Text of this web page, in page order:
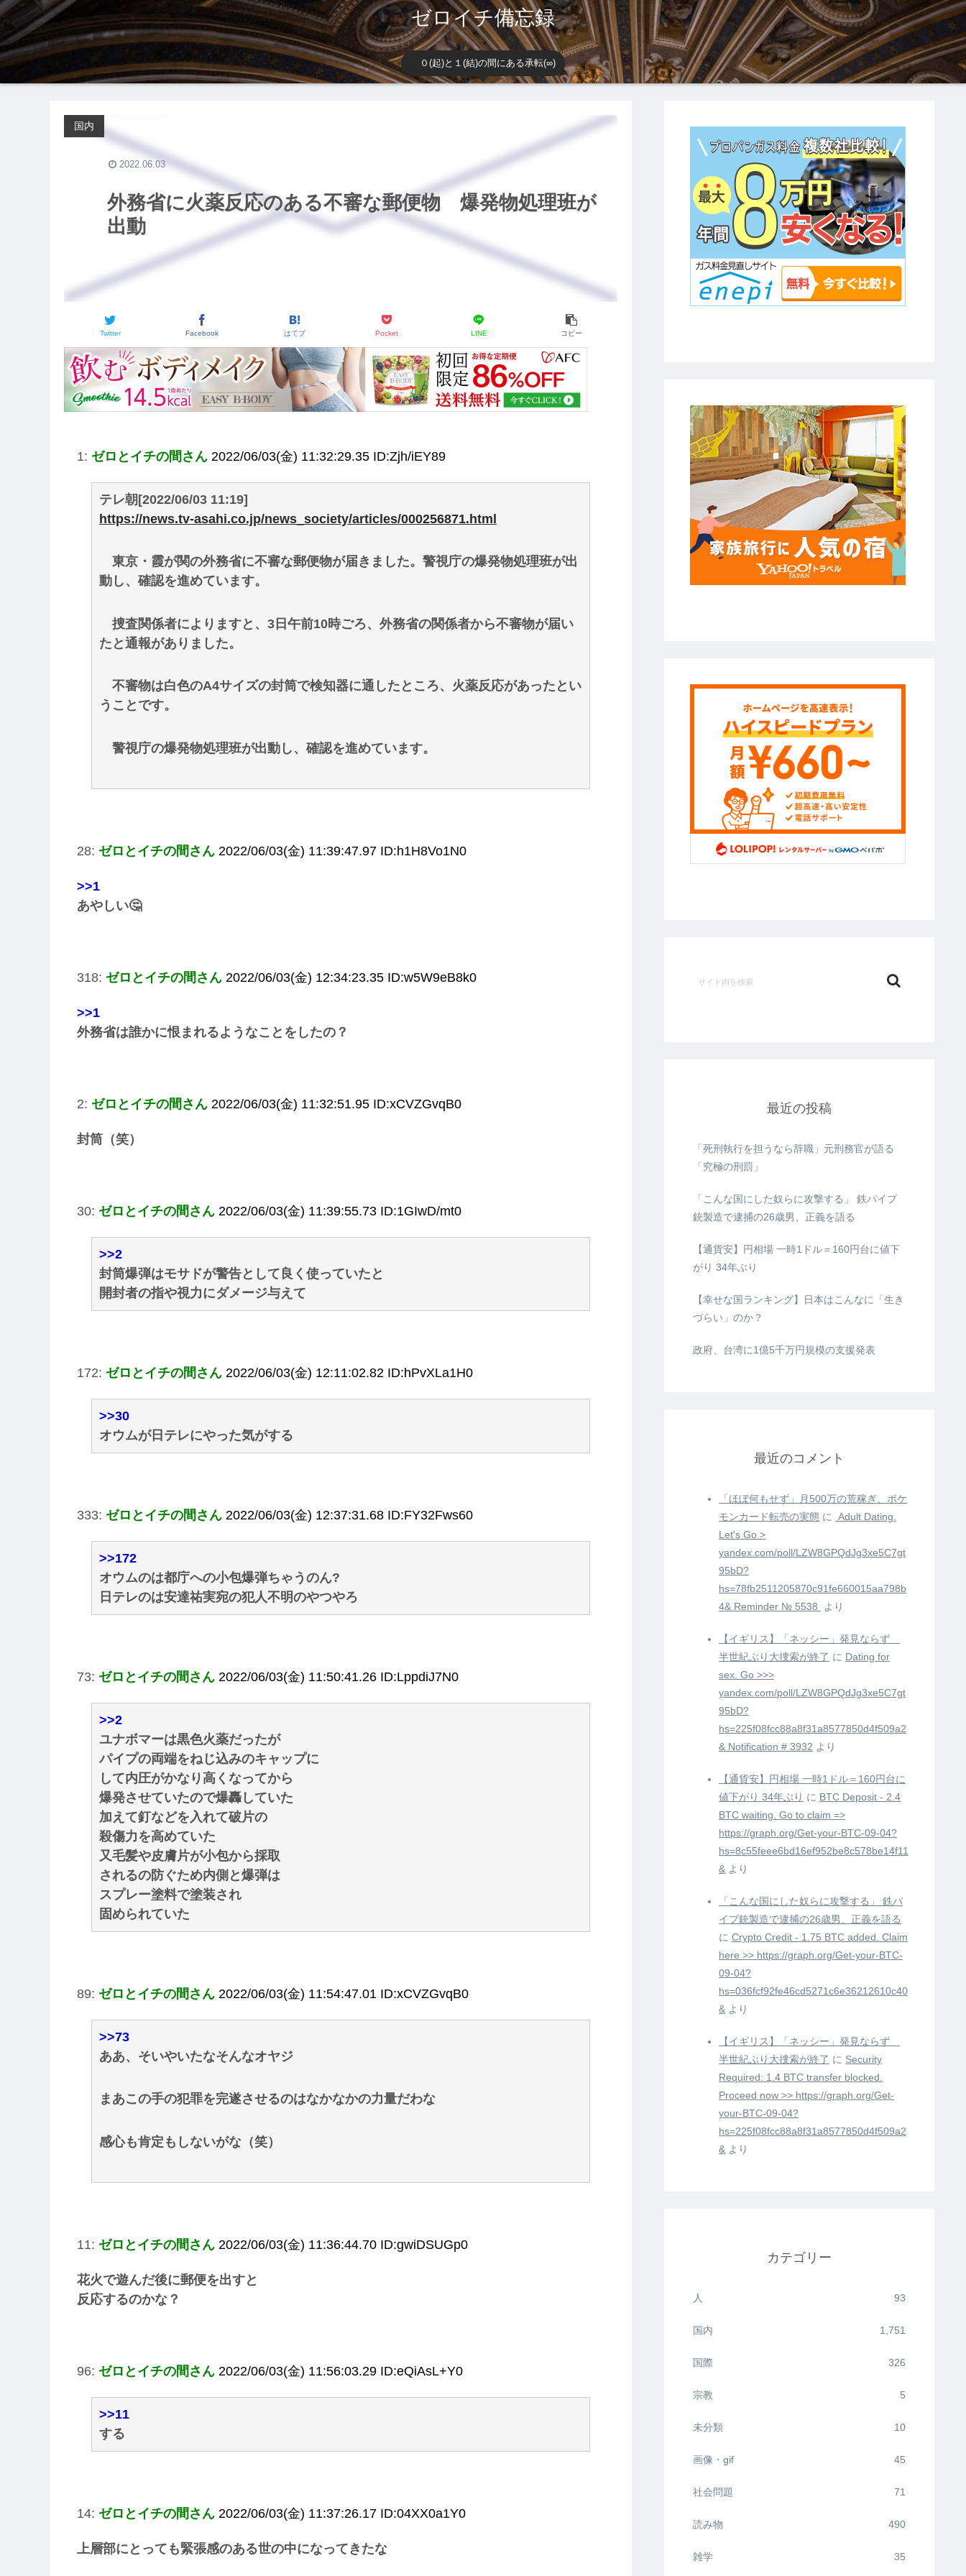
ゼロイチ備忘録
０(起)と１(結)の間にある承転(∞)
外務省に火薬反応のある不審な郵便物 爆発物処理班が
出動
国内
Twitter Facebook はてブ Pocket LINE コピー
2022.06.03
1: ゼロとイチの間さん 2022/06/03(金) 11:32:29.35 ID:Zjh/iEY89
テレ朝[2022/06/03 11:19]
https://news.tv-asahi.co.jp/news_society/articles/000256871.html
東京・霞が関の外務省に不審な郵便物が届きました。警視庁の爆発物処理班が出
動し、確認を進めています。
捜査関係者によりますと、3日午前10時ごろ、外務省の関係者から不審物が届い
たと通報がありました。
不審物は白色のA4サイズの封筒で検知器に通したところ、火薬反応があったとい
うことです。
警視庁の爆発物処理班が出動し、確認を進めています。
28: ゼロとイチの間さん 2022/06/03(金) 11:39:47.97 ID:h1H8Vo1N0
>>1
あやしい🤔
318: ゼロとイチの間さん 2022/06/03(金) 12:34:23.35 ID:w5W9eB8k0
>>1
外務省は誰かに恨まれるようなことをしたの？
2: ゼロとイチの間さん 2022/06/03(金) 11:32:51.95 ID:xCVZGvqB0
封筒（笑）
30: ゼロとイチの間さん 2022/06/03(金) 11:39:55.73 ID:1GIwD/mt0
>>2
封筒爆弾はモサドが警告として良く使っていたと
開封者の指や視力にダメージ与えて
172: ゼロとイチの間さん 2022/06/03(金) 12:11:02.82 ID:hPvXLa1H0
>>30
オウムが日テレにやった気がする
333: ゼロとイチの間さん 2022/06/03(金) 12:37:31.68 ID:FY32Fws60
>>172
オウムのは都庁への小包爆弾ちゃうのん?
日テレのは安達祐実宛の犯人不明のやつやろ
73: ゼロとイチの間さん 2022/06/03(金) 11:50:41.26 ID:LppdiJ7N0
>>2
ユナボマーは黒色火薬だったが
パイプの両端をねじ込みのキャップに
して内圧がかなり高くなってから
爆発させていたので爆轟していた
加えて釘などを入れて破片の
殺傷力を高めていた
又毛髪や皮膚片が小包から採取
されるの防ぐため内側と爆弾は
スプレー塗料で塗装され
固められていた
89: ゼロとイチの間さん 2022/06/03(金) 11:54:47.01 ID:xCVZGvqB0
>>73
ああ、そいやいたなそんなオヤジ
まあこの手の犯罪を完遂させるのはなかなかの力量だわな
感心も肯定もしないがな（笑）
11: ゼロとイチの間さん 2022/06/03(金) 11:36:44.70 ID:gwiDSUGp0
花火で遊んだ後に郵便を出すと
反応するのかな？
96: ゼロとイチの間さん 2022/06/03(金) 11:56:03.29 ID:eQiAsL+Y0
>>11
する
14: ゼロとイチの間さん 2022/06/03(金) 11:37:26.17 ID:04XX0a1Y0
上層部にとっても緊張感のある世の中になってきたな
最近の投稿
「死刑執行を担うなら辞職」元刑務官が語る
「究極の刑罰」
「こんな国にした奴らに攻撃する」 鉄パイプ
銃製造で逮捕の26歳男、正義を語る
【通貨安】円相場 一時1ドル＝160円台に値下
がり 34年ぶり
【幸せな国ランキング】日本はこんなに「生き
づらい」のか？
政府、台湾に1億5千万円規模の支援発表
最近のコメント
「ほぼ何もせず」月500万の荒稼ぎ、ポケ
モンカード転売の実態 に
️ Adult Dating.
Let's Go >
yandex.com/poll/LZW8GPQdJg3xe5C7gt
95bD?
hs=78fb2511205870c91fe660015aa798b
4& Reminder № 5538 ️
より
【イギリス】「ネッシー」発見ならず
半世紀ぶり大捜索が終了 に Dating for
sex. Go >>>
yandex.com/poll/LZW8GPQdJg3xe5C7gt
95bD?
hs=225f08fcc88a8f31a8577850d4f509a2
& Notification # 3932 より
【通貨安】円相場 一時1ドル＝160円台に
値下がり 34年ぶり に BTC Deposit - 2.4
BTC waiting. Go to claim =>
https://graph.org/Get-your-BTC-09-04?
hs=8c55feee6bd16ef952be8c578be14f11
& より
「こんな国にした奴らに攻撃する」 鉄パ
イプ銃製造で逮捕の26歳男、正義を語る
に Crypto Credit - 1.75 BTC added. Claim
here >> https://graph.org/Get-your-BTC-
09-04?
hs=036fcf92fe46cd5271c6e36212610c40
& より
【イギリス】「ネッシー」発見ならず
半世紀ぶり大捜索が終了 に Security
Required: 1.4 BTC transfer blocked.
Proceed now >> https://graph.org/Get-
your-BTC-09-04?
hs=225f08fcc88a8f31a8577850d4f509a2
& より
カテゴリー
人 93
国内 1,751
国際 326
宗教 5
未分類 10
画像・gif 45
社会問題 71
読み物 490
雑学 35